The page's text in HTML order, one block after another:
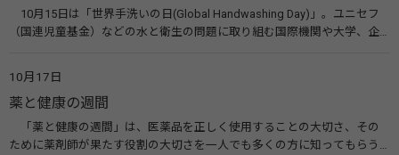
10月15日は「世界手洗いの日(Global Handwashing Day)」。ユニセフ
（国連児童基金）などの水と衛生の問題に取り組む国際機関や大学、企
10月17日
薬と健康の週間
「薬と健康の週間」は、医薬品を正しく使用することの大切さ、その
ために薬剤師が果たす役割の大切さを一人でも多くの方に知ってもらう